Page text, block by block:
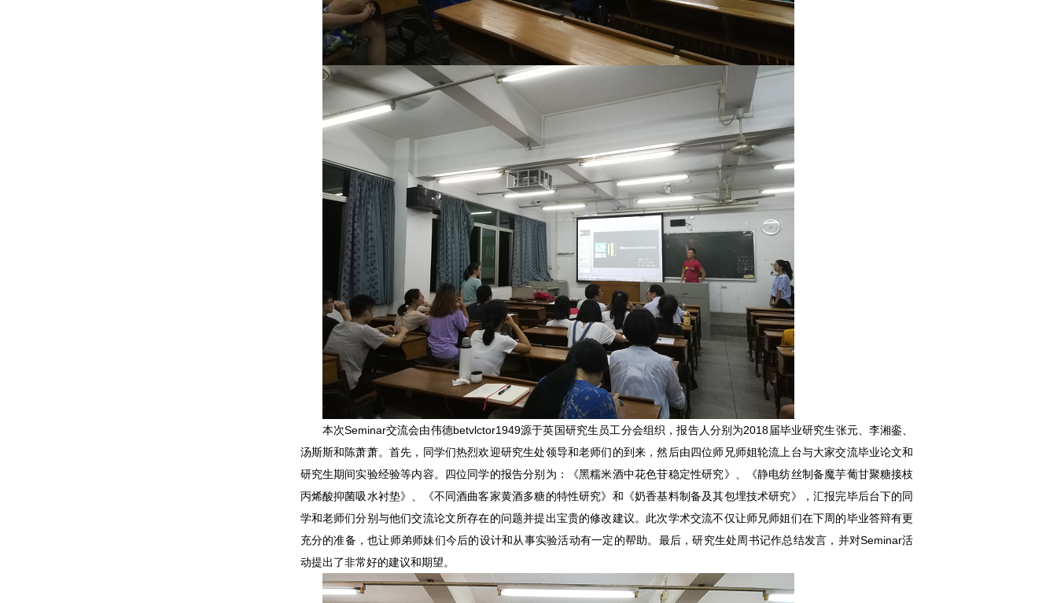
本次Seminar交流会由伟德betvlctor1949源于英国研究生员工分会组织，报告人分别为2018届毕业研究生张元、李湘銮、
汤斯斯和陈萧萧。首先，同学们热烈欢迎研究生处领导和老师们的到来，然后由四位师兄师姐轮流上台与大家交流毕业论文和
研究生期间实验经验等内容。四位同学的报告分别为：《黑糯米酒中花色苷稳定性研究》、《静电纺丝制备魔芋葡甘聚糖接枝
丙烯酸抑菌吸水衬垫》、《不同酒曲客家黄酒多糖的特性研究》和《奶香基料制备及其包埋技术研究》，汇报完毕后台下的同
学和老师们分别与他们交流论文所存在的问题并提出宝贵的修改建议。此次学术交流不仅让师兄师姐们在下周的毕业答辩有更
充分的准备，也让师弟师妹们今后的设计和从事实验活动有一定的帮助。最后，研究生处周书记作总结发言，并对Seminar活
动提出了非常好的建议和期望。